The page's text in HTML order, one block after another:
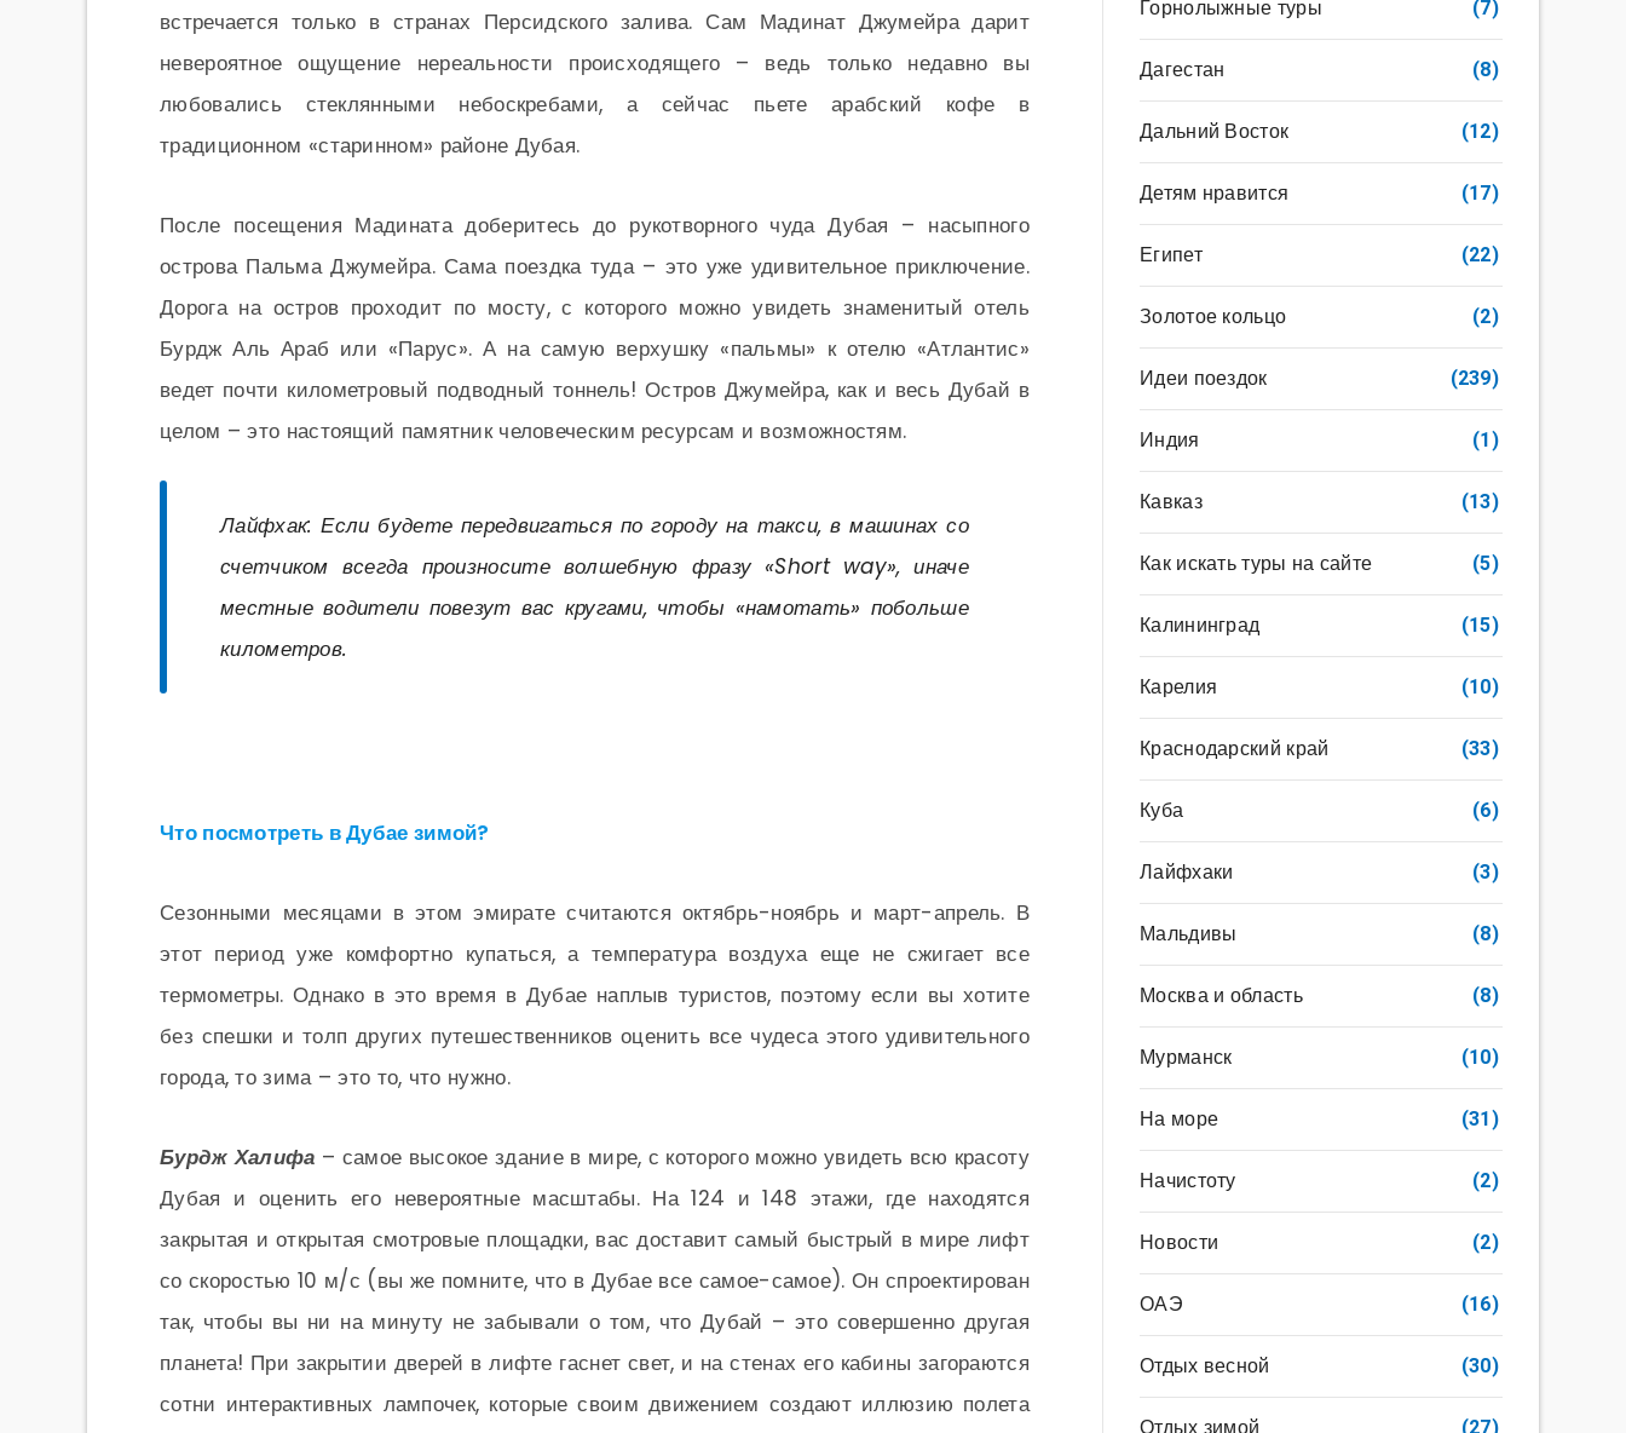
встречается только в странах Персидского залива. Сам Мадинат Джумейра дарит
невероятное ощущение нереальности происходящего – ведь только недавно вы
любовались стеклянными небоскребами, а сейчас пьете арабский кофе в
традиционном «старинном» районе Дубая.
После посещения Мадината доберитесь до рукотворного чуда Дубая – насыпного
острова Пальма Джумейра. Сама поездка туда – это уже удивительное приключение.
Дорога на остров проходит по мосту, с которого можно увидеть знаменитый отель
Бурдж Аль Араб или «Парус». А на самую верхушку «пальмы» к отелю «Атлантис»
ведет почти километровый подводный тоннель! Остров Джумейра, как и весь Дубай в
целом – это настоящий памятник человеческим ресурсам и возможностям.
Лайфхак: Если будете передвигаться по городу на такси, в машинах со
счетчиком всегда произносите волшебную фразу «Short way», иначе
местные водители повезут вас кругами, чтобы «намотать» побольше
километров.
Что посмотреть в Дубае зимой?
Сезонными месяцами в этом эмирате считаются октябрь-ноябрь и март-апрель. В
этот период уже комфортно купаться, а температура воздуха еще не сжигает все
термометры. Однако в это время в Дубае наплыв туристов, поэтому если вы хотите
без спешки и толп других путешественников оценить все чудеса этого удивительного
города, то зима – это то, что нужно.
Бурдж Халифа – самое высокое здание в мире, с которого можно увидеть всю красоту
Дубая и оценить его невероятные масштабы. На 124 и 148 этажи, где находятся
закрытая и открытая смотровые площадки, вас доставит самый быстрый в мире лифт
со скоростью 10 м/с (вы же помните, что в Дубае все самое-самое). Он спроектирован
так, чтобы вы ни на минуту не забывали о том, что Дубай – это совершенно другая
планета! При закрытии дверей в лифте гаснет свет, и на стенах его кабины загораются
сотни интерактивных лампочек, которые своим движением создают иллюзию полета
Горнолыжные туры (7)
Дагестан (8)
Дальний Восток (12)
Детям нравится (17)
Египет (22)
Золотое кольцо (2)
Идеи поездок (239)
Индия (1)
Кавказ (13)
Как искать туры на сайте (5)
Калининград (15)
Карелия (10)
Краснодарский край (33)
Куба (6)
Лайфхаки (3)
Мальдивы (8)
Москва и область (8)
Мурманск (10)
На море (31)
Начистоту (2)
Новости (2)
ОАЭ (16)
Отдых весной (30)
(27)